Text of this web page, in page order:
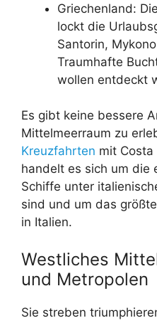
Griechenland:
lockt die
Santorin,
Traumhafte
wollen entdeckt
Es gibt keine bessere
Mittelmeerraum zu
Kreuzfahrten mit Costa
handelt es sich um die
Schiffe unter
sind und um das
in Italien.
Westliches
und Metropolen
Sie streben